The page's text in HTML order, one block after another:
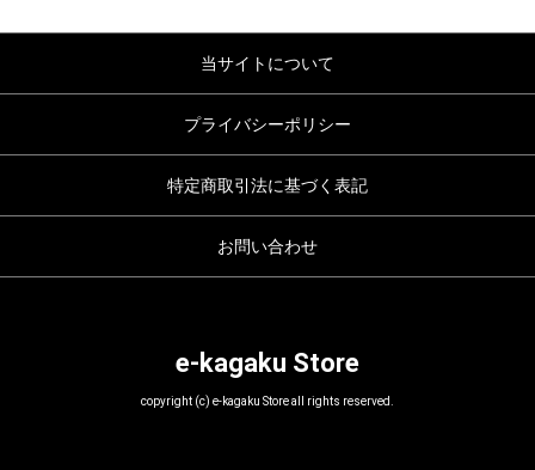
当サイトについて
プライバシーポリシー
特定商取引法に基づく表記
お問い合わせ
e-kagaku Store
copyright (c) e-kagaku Store all rights reserved.